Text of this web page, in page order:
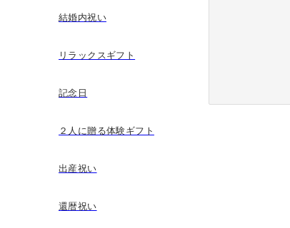
結婚内祝い
リラックスギフト
記念日
２人に贈る体験ギフト
出産祝い
還暦祝い